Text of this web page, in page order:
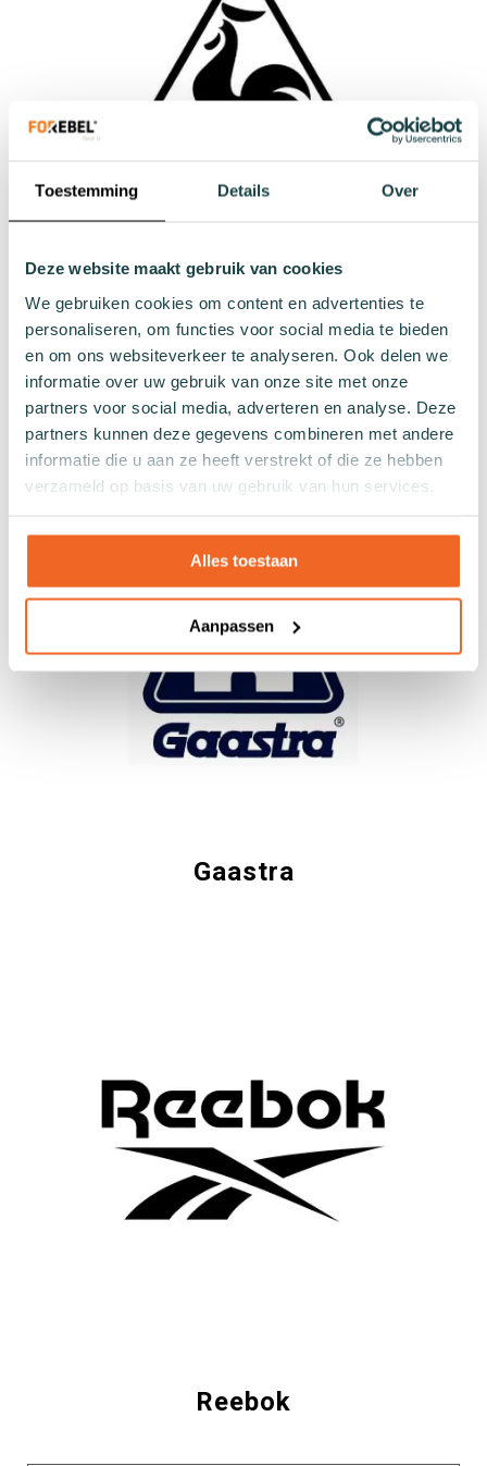
Toestemming Details Over
Deze website maakt gebruik van cookies
We gebruiken cookies om content en advertenties te
personaliseren, om functies voor social media te bieden
en om ons websiteverkeer te analyseren. Ook delen we
informatie over uw gebruik van onze site met onze
partners voor social media, adverteren en analyse. Deze
partners kunnen deze gegevens combineren met andere
informatie die u aan ze heeft verstrekt of die ze hebben
verzameld op basis van uw gebruik van hun services.
Alles toestaan
Aanpassen
Le Coq Sportif
Gaastra
Reebok